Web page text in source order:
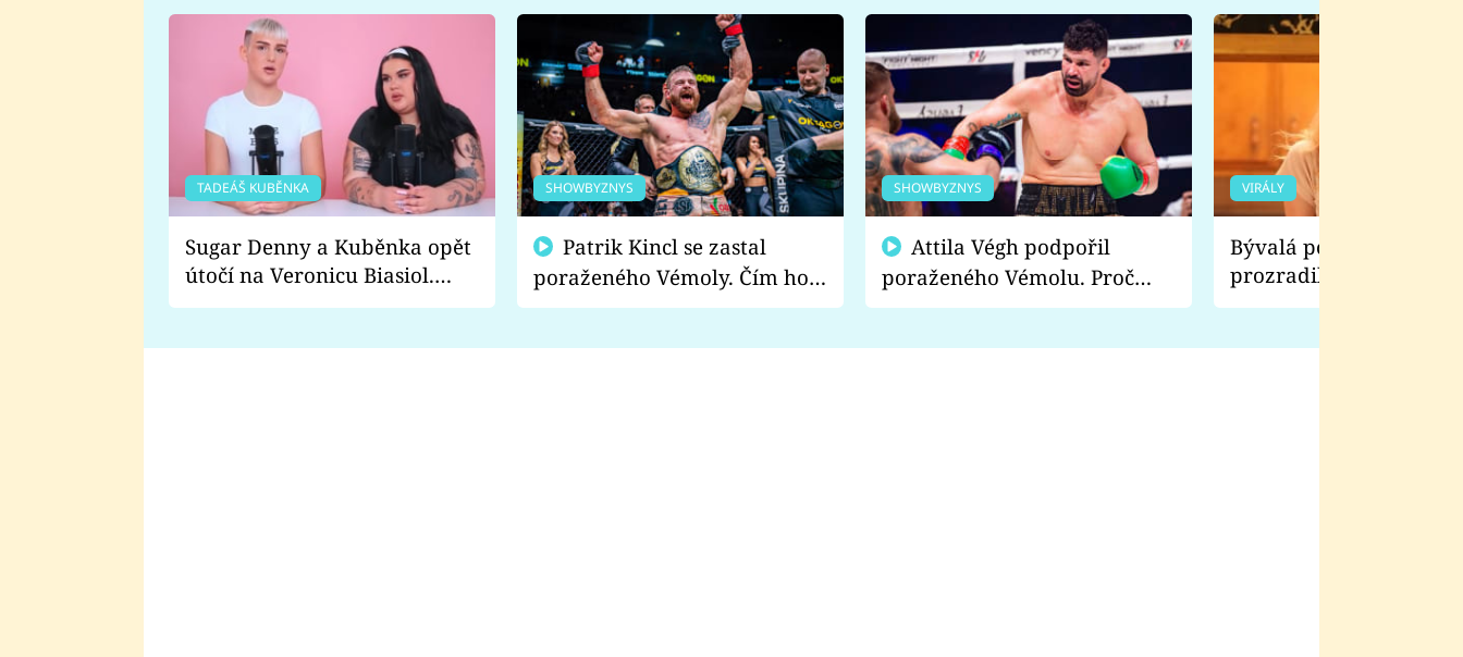
TADEÁŠ KUBĚNKA
Sugar Denny a Kuběnka opět
útočí na Veronicu Biasiol.
Proč je podle nich falešná a
SHOWBYZNYS
poraženého Vémoly. Čím ho
fanoušci naštvali?
SHOWBYZNYS
poraženého Vémolu. Proč
chce raději zápasit s ním než
VIRÁLY
Bývalá pornoherečka
prozradila, co ji
natáčení Euforie.